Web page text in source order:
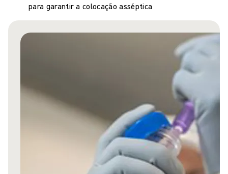
para garantir a colocação asséptica